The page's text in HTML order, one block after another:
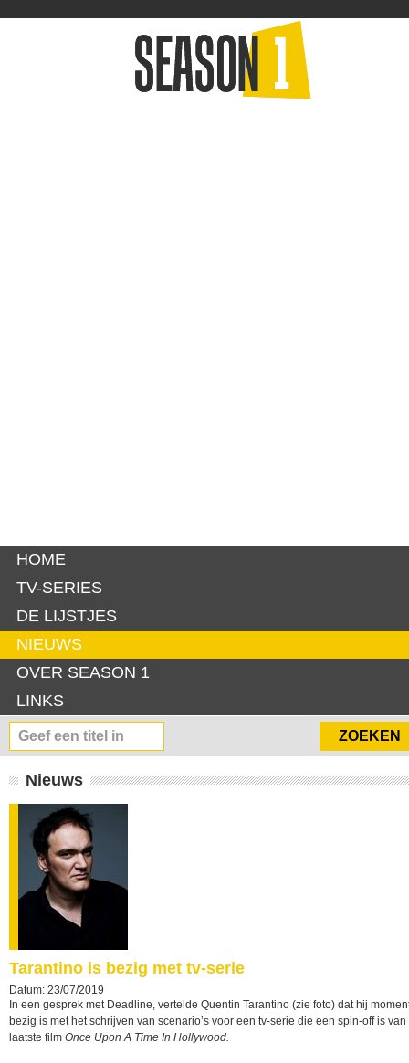
HOME
TV-SERIES
DE LIJSTJES
NIEUWS
OVER SEASON 1
LINKS
Nieuws
Tarantino is bezig met tv-serie
Datum: 23/07/2019
In een gesprek met Deadline, vertelde Quentin Tarantino (zie foto) dat hij
bezig is met het schrijven van scenario’s voor een tv-serie die een spin-off is van
laatste film Once Upon A Time In Hollywood.